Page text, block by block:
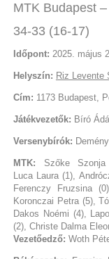
MTK Budapest
34-33 (16-17)
Időpont: 2025. május
Helyszín: Riz Levente
Cím: 1173 Budapest,
Játékvezetők: Bíró
Versenybírók:
MTK: Szőke Szonja
Luca Laura (1),
Ferenczy Fruzsina
Koronczai Petra (5),
Dakos Noémi (4),
(2), Christe Dalma
Vezetőedző: Woth